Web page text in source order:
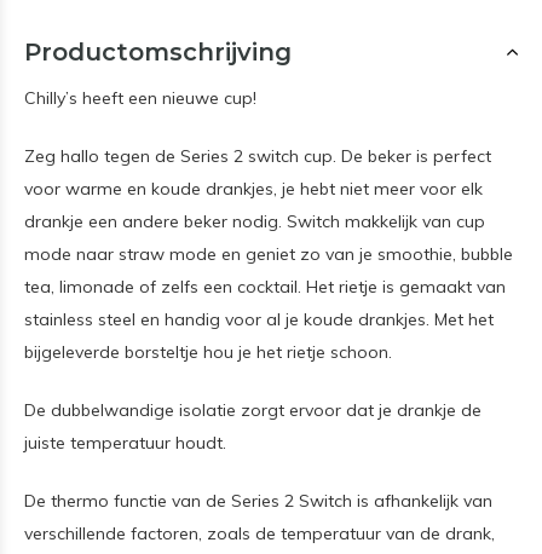
Productomschrijving
Chilly’s heeft een nieuwe cup!
Zeg hallo tegen de Series 2 switch cup. De beker is perfect
voor warme en koude drankjes, je hebt niet meer voor elk
drankje een andere beker nodig. Switch makkelijk van cup
mode naar straw mode en geniet zo van je smoothie, bubble
tea, limonade of zelfs een cocktail. Het rietje is gemaakt van
stainless steel en handig voor al je koude drankjes. Met het
bijgeleverde borsteltje hou je het rietje schoon.
De dubbelwandige isolatie zorgt ervoor dat je drankje de
juiste temperatuur houdt.
De thermo functie van de Series 2 Switch is afhankelijk van
verschillende factoren, zoals de temperatuur van de drank,